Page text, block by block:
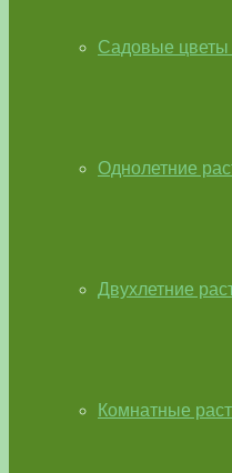
Садовые цветы
Однолетние
Двухлетние
Комнатные